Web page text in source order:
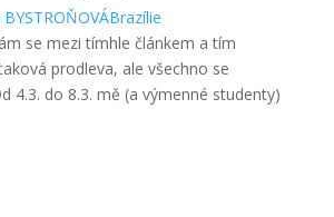
Brazílie
se mezi tímhle článkem a tím
prodleva, ale všechno se
4.3. do 8.3. mě (a výmenné studenty)